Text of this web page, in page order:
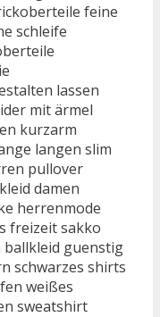
feine
schleife
lassen
mit ärmel
kurzarm
langen slim
pullover
damen
herrenmode
freizeit sakko
ballkleid guenstig
schwarzes shirts
weißes
sweatshirt